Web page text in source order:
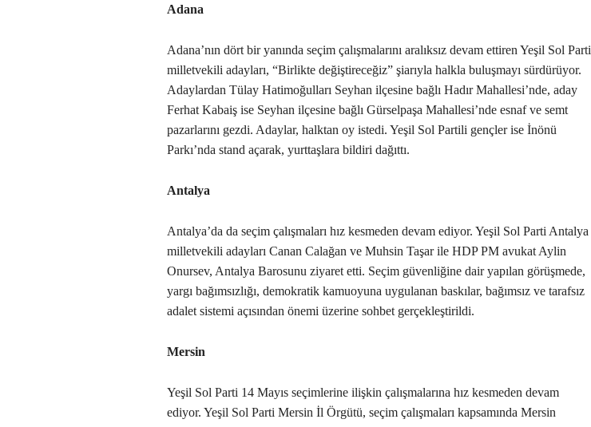
Adana
Adana’nın dört bir yanında seçim çalışmalarını aralıksız devam ettiren Yeşil Sol Parti
milletvekili adayları, “Birlikte değiştireceğiz” şiarıyla halkla buluşmayı sürdürüyor.
Adaylardan Tülay Hatimoğulları Seyhan ilçesine bağlı Hadır Mahallesi’nde, aday
Ferhat Kabaiş ise Seyhan ilçesine bağlı Gürselpaşa Mahallesi’nde esnaf ve semt
pazarlarını gezdi. Adaylar, halktan oy istedi. Yeşil Sol Partili gençler ise İnönü
Parkı’nda stand açarak, yurttaşlara bildiri dağıttı.
Antalya
Antalya’da da seçim çalışmaları hız kesmeden devam ediyor. Yeşil Sol Parti Antalya
milletvekili adayları Canan Calağan ve Muhsin Taşar ile HDP PM avukat Aylin
Onursev, Antalya Barosunu ziyaret etti. Seçim güvenliğine dair yapılan görüşmede,
yargı bağımsızlığı, demokratik kamuoyuna uygulanan baskılar, bağımsız ve tarafsız
adalet sistemi açısından önemi üzerine sohbet gerçekleştirildi.
Mersin
Yeşil Sol Parti 14 Mayıs seçimlerine ilişkin çalışmalarına hız kesmeden devam
ediyor. Yeşil Sol Parti Mersin İl Örgütü, seçim çalışmaları kapsamında Mersin